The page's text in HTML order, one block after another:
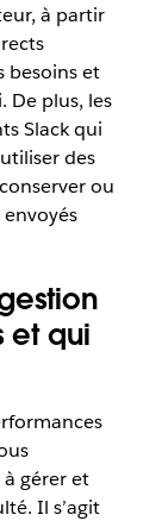
à partir
besoins et
De plus, les
Slack qui
des
ou
et qui
gérer et
Il s’agit